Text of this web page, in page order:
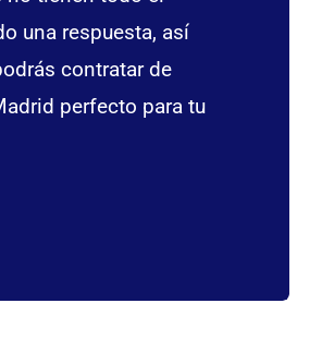
una respuesta, así
contratar de
perfecto para tu